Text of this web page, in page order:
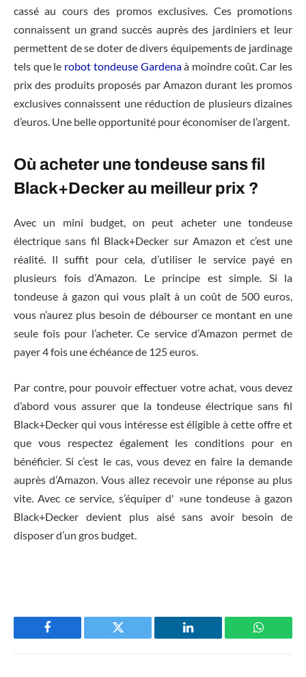
cassé au cours des promos exclusives. Ces promotions
connaissent un grand succès auprès des jardiniers et leur
permettent de se doter de divers équipements de jardinage
tels que le robot tondeuse Gardenaà moindre coût. Car les
prix des produits proposés par Amazon durant les promos
exclusives connaissent une réduction de plusieurs dizaines
d’euros. Une belle opportunité pour économiser de l’argent.
Où acheter une tondeuse sans fil
Black+Decker au meilleur prix ?
Avec un mini budget, on peut acheter une tondeuse
électrique sans fil Black+Decker sur Amazon et c’est une
réalité. Il suffit pour cela, d’utiliser le service payé en
plusieurs fois d’Amazon. Le principe est simple. Si la
tondeuse à gazon qui vous plaît à un coût de 500 euros,
vous n’aurez plus besoin de débourser ce montant en une
seule fois pour l’acheter. Ce service d’Amazon permet de
payer 4 fois une échéance de 125 euros.
Par contre, pour pouvoir effectuer votre achat, vous devez
d’abord vous assurer que la tondeuse électrique sans fil
Black+Decker qui vous intéresse est éligible à cette offre et
que vous respectez également les conditions pour en
bénéficier. Si c’est le cas, vous devez en faire la demande
auprès d’Amazon. Vous allez recevoir une réponse au plus
vite. Avec ce service, s’équiper d' »une tondeuse à gazon
Black+Decker devient plus aisé sans avoir besoin de
disposer d’un gros budget.
Facebook Twitter LinkedIn